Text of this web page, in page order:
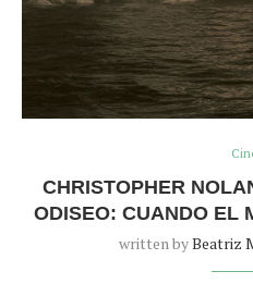
CHRISTOPHER
ODISEO: CUANDO EL
written byBeatriz